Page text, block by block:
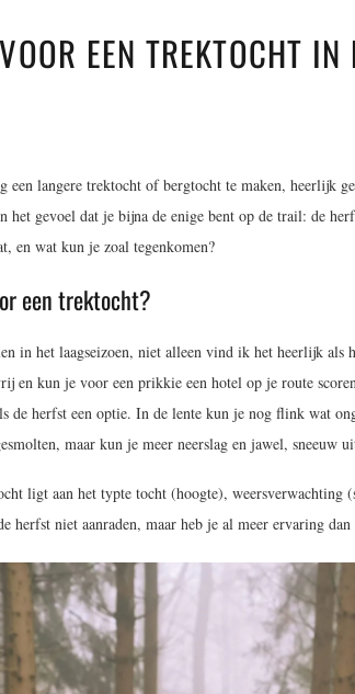
EEN TREKTOCHT IN
een langere trektocht of bergtocht te maken, heerlijk
het gevoel dat je bijna de enige bent op de trail: de
en wat kun je zoal tegenkomen?
een trektocht?
in het laagseizoen, niet alleen vind ik het heerlijk als
en kun je voor een prikkie een hotel op je route
de herfst een optie. In de lente kun je nog flink wat
maar kun je meer neerslag en jawel, sneeuw
ligt aan het typte tocht (hoogte), weersverwachting
herfst niet aanraden, maar heb je al meer ervaring